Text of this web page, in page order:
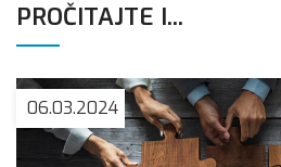
PROČITAJTE I...
06.03.2024